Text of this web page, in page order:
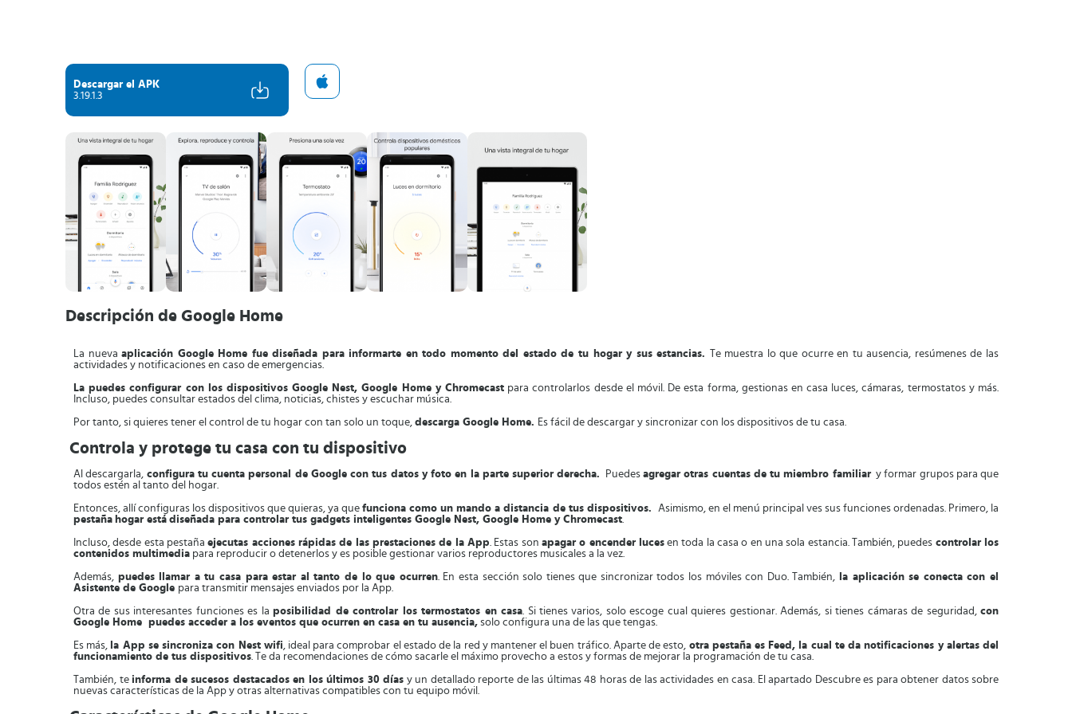
Descargar el APK
3.19.1.3
Descripción de Google Home
La nuevaaplicación Google Home fue diseñada para informarte en todo momento del estado de tu hogar y sus estancias.
Te muestra lo que ocurre en tu ausencia, resúmenes de las
actividades y notificaciones en caso de emergencias.
La puedes configurar con los dispositivos Google Nest, Google Home y Chromecast para controlarlos desde el móvil. De esta forma, gestionas en casa luces, cámaras, termostatos y más.
Incluso, puedes consultar estados del clima, noticias, chistes y escuchar música.
Por tanto, si quieres tener el control de tu hogar con tan solo un toque, descarga Google Home. Es fácil de descargar y sincronizar con los dispositivos de tu casa.
Controla y protege tu casa con tu dispositivo
Al descargarla, configura tu cuenta personal de Google con tus datos y foto en la parte superior derecha. Puedes agregar otras cuentas de tu miembro familiary formar grupos para que
todos estén al tanto del hogar.
Entonces, allí configuras los dispositivos que quieras, ya quefunciona como un mando a distancia de tus dispositivos. Asimismo, en el menú principal ves sus funciones ordenadas. Primero, la
pestaña hogar está diseñada para controlar tus gadgets inteligentes Google Nest, Google Home y Chromecast.
Incluso, desde esta pestañaejecutas acciones rápidas de las prestaciones de la App. Estas son apagar o encender lucesen toda la casa o en una sola estancia. También, puedes controlar los
contenidos multimedia para reproducir o detenerlos y es posible gestionar varios reproductores musicales a la vez.
Además, puedes llamar a tu casa para estar al tanto de lo que ocurren. En esta sección solo tienes que sincronizar todos los móviles con Duo. También,
la aplicación se conecta con el
Asistente de Google para transmitir mensajes enviados por la App.
Otra de sus interesantes funciones es laposibilidad de controlar los termostatos en casa. Si tienes varios, solo escoge cual quieres gestionar. Además, si tienes cámaras de seguridad,con
Google Home puedes acceder a los eventos que ocurren en casa en tu ausencia, solo configura una de las que tengas.
Es más, la App se sincroniza con Nest wifi, ideal para comprobar el estado de la red y mantener el buen tráfico. Aparte de esto, otra pestaña es Feed, la cual te da notificaciones y alertas del
funcionamiento de tus dispositivos. Te da recomendaciones de cómo sacarle el máximo provecho a estos y formas de mejorar la programación de tu casa.
También, te informa de sucesos destacados en los últimos 30 días y un detallado reporte de las últimas 48 horas de las actividades en casa. El apartado Descubre es para obtener datos sobre
nuevas características de la App y otras alternativas compatibles con tu equipo móvil.